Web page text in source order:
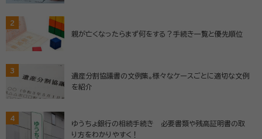
2
親が亡くなったらまず何をする？手続き一覧と優先順位
3
遺産分割協議書の文例集。様々なケースごとに適切な文例
を紹介
4
ゆうちょ銀行の相続手続き 必要書類や残高証明書の取
り方をわかりやすく！